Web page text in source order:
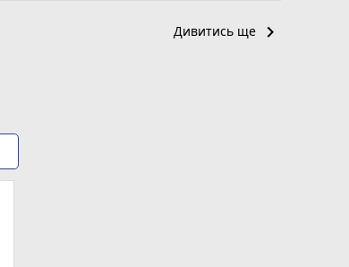
Дивитись ще keyboard_arrow_right